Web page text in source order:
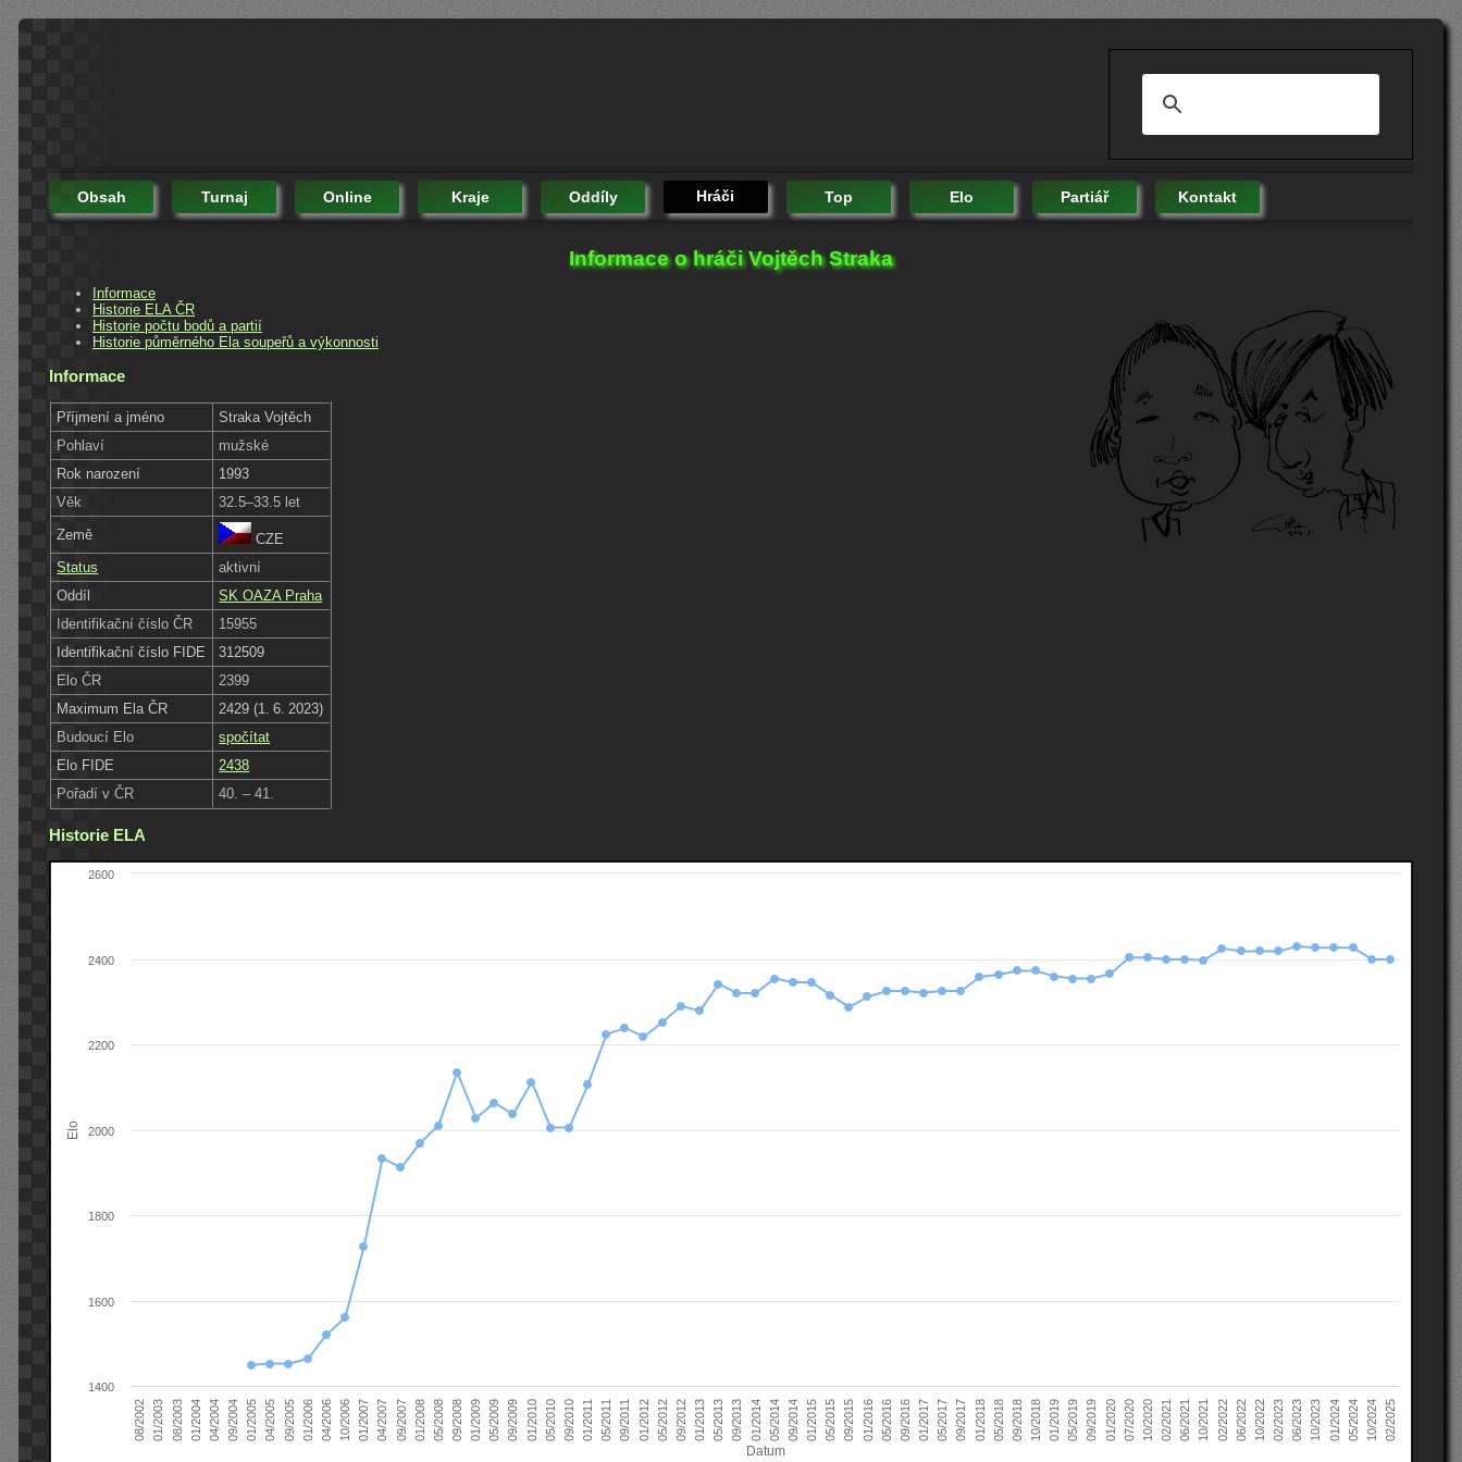
Obsah Turnaj Online Kraje Oddíly Hráči Top Elo Partiář Kontakt
Informace o hráči Vojtěch Straka
Informace
Historie ELA ČR
Historie počtu bodů a partií
Historie půměrného Ela soupeřů a výkonnosti
Informace
Příjmení a jméno
Straka Vojtěch
Pohlaví
mužské
Rok narození
1993
Věk
32.5–33.5 let
Země
CZE
Status
aktivní
Oddíl
SK OAZA Praha
Identifikační číslo ČR
15955
Identifikační číslo FIDE
312509
Elo ČR
2399
Maximum Ela ČR
2429 (1. 6. 2023)
Budoucí Elo
spočítat
Elo FIDE
2438
Pořadí v ČR
40. – 41.
Historie ELA
Datum
Elo
08/2002 01/2003 08/2003 01/2004 04/2004 09/2004 01/2005 04/2005 09/2005 01/2006 04/2006 10/2006 01/2007 04/2007 09/2007 01/2008 05/2008 09/2008 01/2009 05/2009 09/2009 01/2010 05/2010 09/2010 01/2011 05/2011 09/2011 01/2012 05/2012 09/2012 01/2013 05/2013 09/2013 01/2014 05/2014 09/2014 01/2015 05/2015 09/2015 01/2016 05/2016 09/2016 01/2017 05/2017 09/2017 01/2018 05/2018 09/2018 10/2018 01/2019 05/2019 09/2019 01/2020 07/2020 10/2020 02/2021 06/2021 10/2021 02/2022 06/2022 10/2022 02/2023 06/2023 10/2023 01/2024 05/2024 10/2024 02/2025
1400
1600
1800
2000
2200
2400
2600